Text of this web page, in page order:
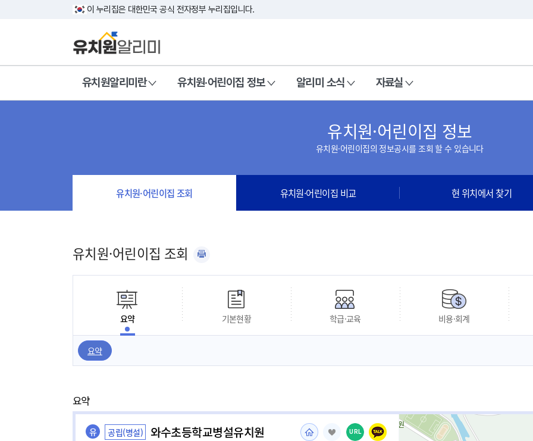
이 누리집은 대한민국 공식 전자정부 누리집입니다.
유치원알리미란 유치원·어린이집 정보 알리미 소식 자료실
유치원·어린이집 정보
유치원·어린이집의 정보공시를 조회 할 수 있습니다
유치원·어린이집 조회 유치원·어린이집 비교 현 위치에서 찾기
유치원·어린이집 조회
요약 기본현황 학급·교육 비용·회계
요약
요약
유 공립(병설) 와수초등학교병설유치원 URL